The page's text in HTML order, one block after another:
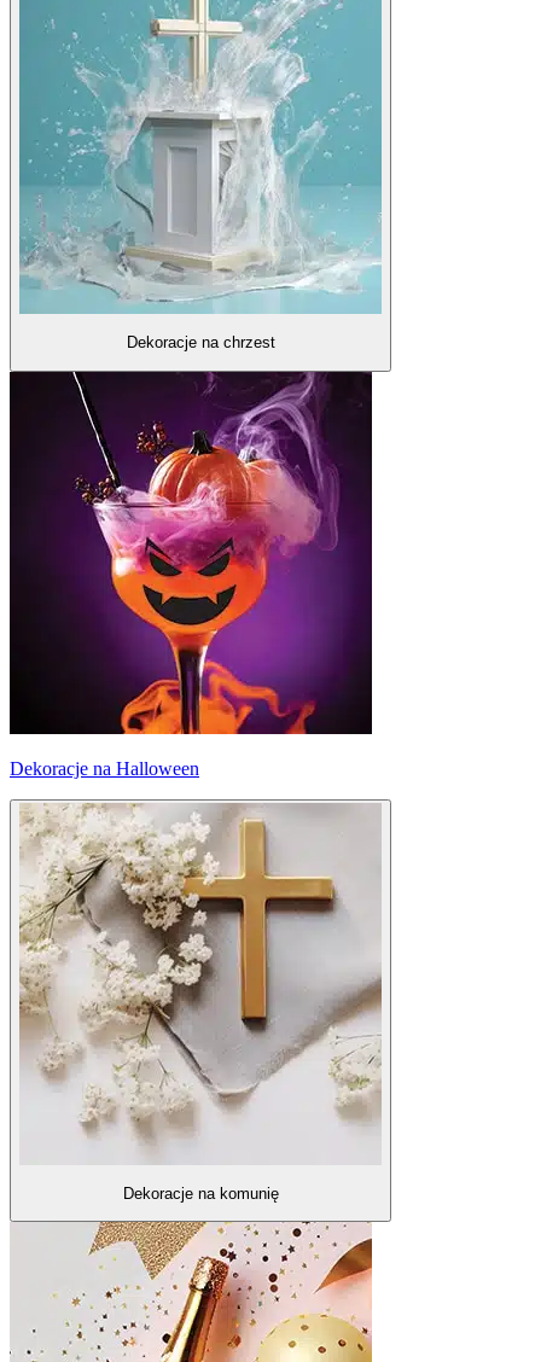
Dekoracje na chrzest
Dekoracje na Halloween
Dekoracje na komunię